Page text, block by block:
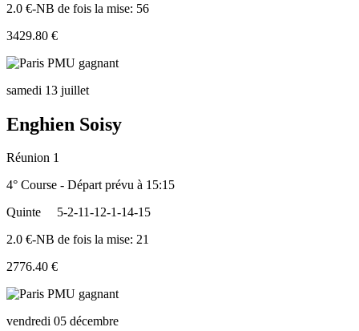
2.0 €-NB de fois la mise: 56
3429.80 €
samedi 13 juillet
Enghien Soisy
Réunion 1
4° Course - Départ prévu à 15:15
Quinte
5-2-11-12-1-14-15
2.0 €-NB de fois la mise: 21
2776.40 €
vendredi 05 décembre